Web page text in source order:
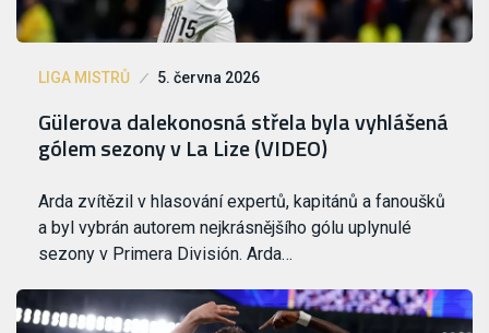
LIGA MISTRŮ 5. června 2026
Gülerova dalekonosná střela byla vyhlášená
gólem sezony v La Lize (VIDEO)
Arda zvítězil v hlasování expertů, kapitánů a fanoušků
a byl vybrán autorem nejkrásnějšího gólu uplynulé
sezony v Primera División. Arda…